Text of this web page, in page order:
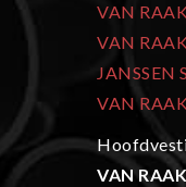
VAN
VAN
JANSSEN
VAN
VAN